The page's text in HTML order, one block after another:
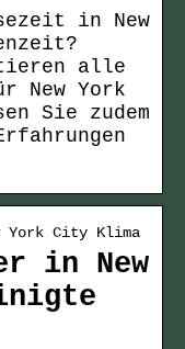
in New
alle
New York
Sie zudem
York City Klima
in New